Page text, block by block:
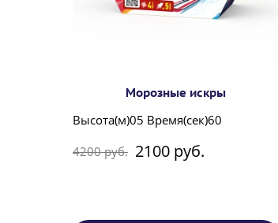
Морозные искры
Высота(м)05 Время(сек)60
4200 руб. 2100 руб.